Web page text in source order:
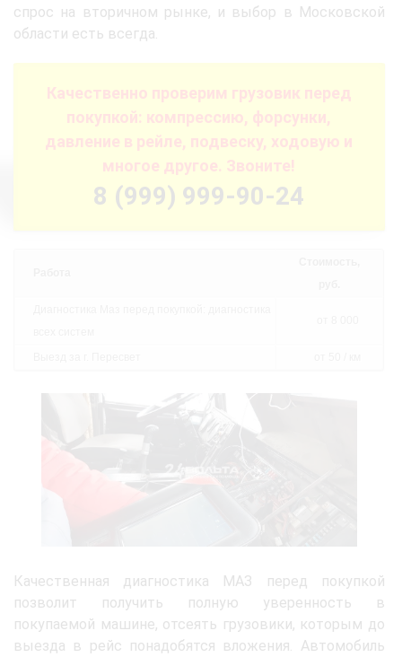
спрос на вторичном рынке, и выбор в Московской
области есть всегда.
Качественно проверим грузовик перед
покупкой: компрессию, форсунки,
давление в рейле, подвеску, ходовую и
многое другое. Звоните!
8 (999) 999-90-24
Качественная диагностика МАЗ перед покупкой
позволит получить полную уверенность в
покупаемой машине, отсеять грузовики, которым до
выезда в рейс понадобятся вложения. Автомобиль